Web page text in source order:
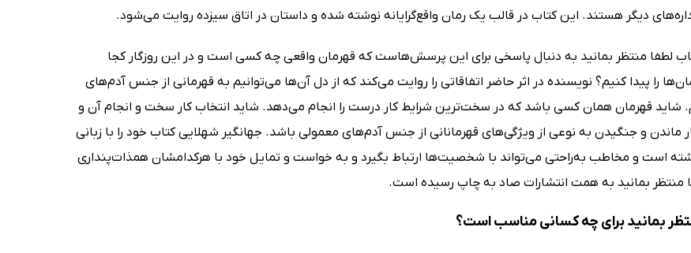
دیگر هستند. این کتاب در قالب یک رمان واقع‌گرایانه نوشته شده و داستان در اتاق سیزده روایت می‌شود.
لطفا منتظر بمانید به دنبال پاسخی برای این پرسش‌هاست که قهرمان واقعی چه کسی است و در این روزگار کجا
را پیدا کنیم؟ نویسنده در اثر حاضر اتفاقاتی را روایت می‌کند که از دل آن‌ها می‌توانیم به قهرمانی از جنس آدم‌های
شاید قهرمان همان کسی باشد که در سخت‌ترین شرایط کار درست را انجام می‌دهد. شاید انتخاب کار سخت و انجام آن و
ماندن و جنگیدن به نوعی از ویژگی‌های قهرمانانی از جنس آدم‌های معمولی باشد. جهانگیر شهلایی کتاب خود را با زبانی
است و مخاطب به‌راحتی می‌تواند با شخصیت‌ها ارتباط بگیرد و به خواست و تمایل خود با هرکدامشان همذات‌پنداری
منتظر بمانید به همت انتشارات صاد به چاپ رسیده است.
بمانید برای چه کسانی مناسب است؟